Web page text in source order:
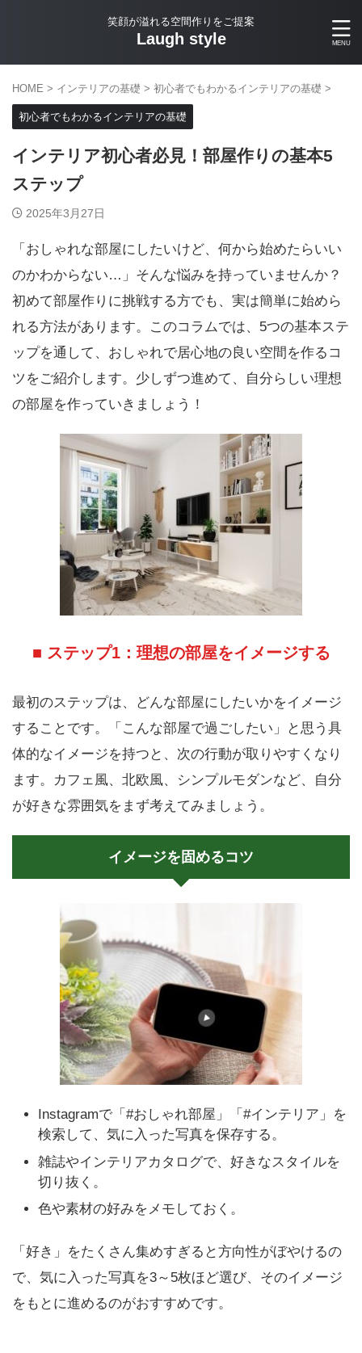
笑顔が溢れる空間作りをご提案
Laugh style
HOME > インテリアの基礎 > 初心者でもわかるインテリアの基礎 >
初心者でもわかるインテリアの基礎
インテリア初心者必見！部屋作りの基本5
ステップ
2025年3月27日
「おしゃれな部屋にしたいけど、何から始めたらいい
のかわからない…」そんな悩みを持っていませんか？
初めて部屋作りに挑戦する方でも、実は簡単に始めら
れる方法があります。このコラムでは、5つの基本ステ
ップを通して、おしゃれで居心地の良い空間を作るコ
ツをご紹介します。少しずつ進めて、自分らしい理想
の部屋を作っていきましょう！
■ ステップ1：理想の部屋をイメージする
最初のステップは、どんな部屋にしたいかをイメージ
することです。「こんな部屋で過ごしたい」と思う具
体的なイメージを持つと、次の行動が取りやすくなり
ます。カフェ風、北欧風、シンプルモダンなど、自分
が好きな雰囲気をまず考えてみましょう。
イメージを固めるコツ
Instagramで「#おしゃれ部屋」「#インテリア」を
検索して、気に入った写真を保存する。
雑誌やインテリアカタログで、好きなスタイルを
切り抜く。
色や素材の好みをメモしておく。
「好き」をたくさん集めすぎると方向性がぼやけるの
で、気に入った写真を3～5枚ほど選び、そのイメージ
をもとに進めるのがおすすめです。